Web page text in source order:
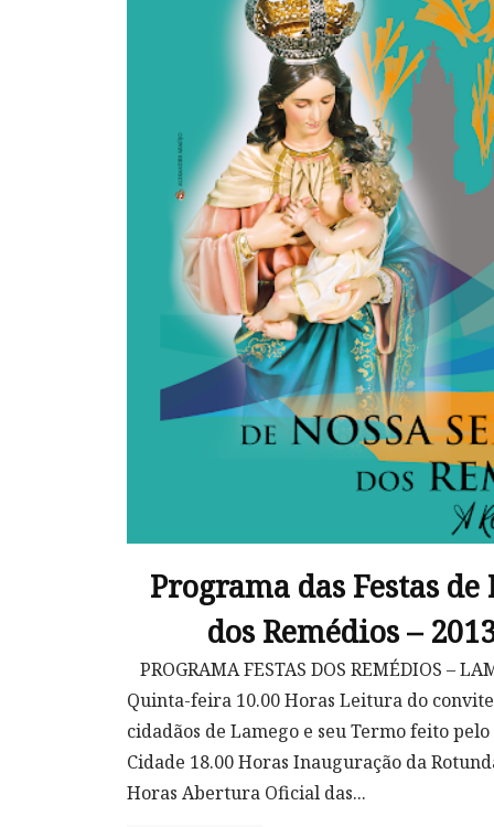
Programa das Festas de
dos Remédios –
PROGRAMA FESTAS DOS REMÉDIOS –
Quinta-feira 10.00 Horas Leitura do
cidadãos de Lamego e seu Termo feito
Cidade 18.00 Horas Inauguração da
Horas Abertura Oficial das...